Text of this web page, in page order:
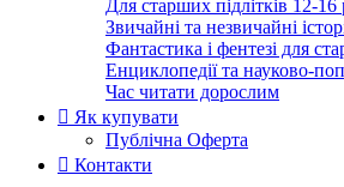
Для старших підлітків 12-
Звичайні та незвичайні
Фантастика і фентезі для
Енциклопедії та науково-
Час читати дорослим
Як купувати
Публічна Оферта
Контакти